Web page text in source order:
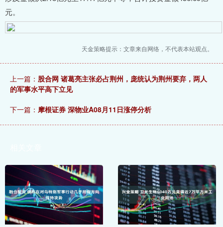
元。
天金策略提示：文章来自网络，不代表本站观点。
上一篇： 股合网 诸葛亮主张必占荆州，庞统认为荆州要弃，两人
的军事水平高下立见
下一篇： 摩根证券 深物业A08月11日涨停分析